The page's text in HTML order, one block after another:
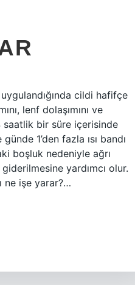
uygulandığında cildi hafifçe
lenf dolaşımını ve
saatlik bir süre içerisinde
1’den fazla ısı bandı
boşluk nedeniyle ağrı
yardımcı olur.
ne işe yarar?…